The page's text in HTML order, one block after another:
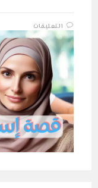
التعليقاترحلتي
إلى
الإسلام:
قصة
فتاة
إنجليزية
وجدت
النور
في
مصر
مغلقة